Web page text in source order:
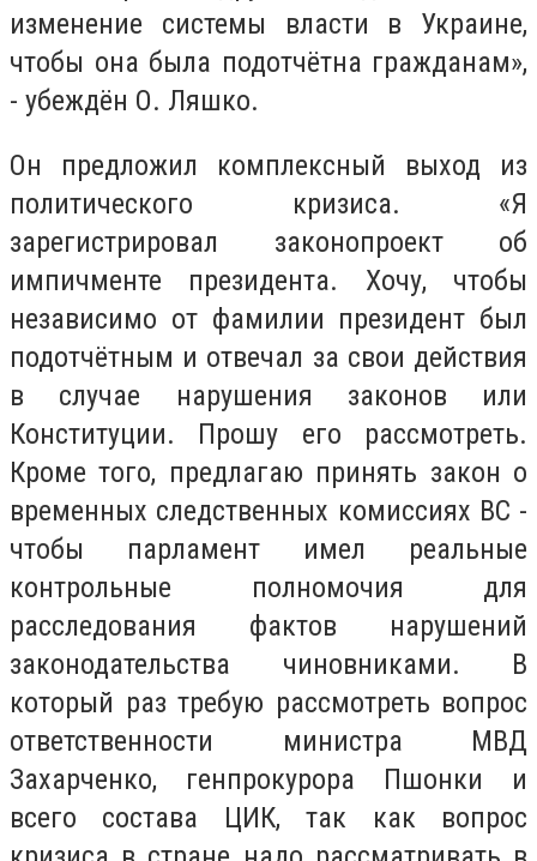
изменение системы власти в Украине,
чтобы она была подотчётна гражданам»,
- убеждён О. Ляшко.
Он предложил комплексный выход из
политического кризиса. «Я
зарегистрировал законопроект об
импичменте президента. Хочу, чтобы
независимо от фамилии президент был
подотчётным и отвечал за свои действия
в случае нарушения законов или
Конституции. Прошу его рассмотреть.
Кроме того, предлагаю принять закон о
временных следственных комиссиях ВС -
чтобы парламент имел реальные
контрольные полномочия для
расследования фактов нарушений
законодательства чиновниками. В
который раз требую рассмотреть вопрос
ответственности министра МВД
Захарченко, генпрокурора Пшонки и
всего состава ЦИК, так как вопрос